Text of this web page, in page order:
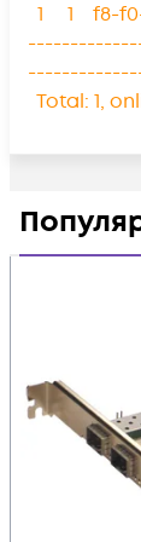
1 1 f8-
Total: 1,